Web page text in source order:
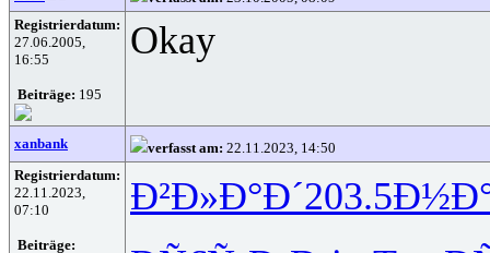
Registrierdatum:
27.06.2005,
16:55
Beiträge: 195
Okay
xanbank verfasst am: 22.11.2023, 14:50
Registrierdatum:
22.11.2023,
07:10
Beiträge:
Ð²Ð»Ð°Ð´203.5